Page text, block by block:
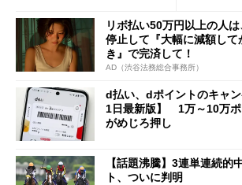
リボ払い50万円以上の人
停止して『大幅に減額して
き』で完済して！
AD（渋谷法務総合事務所）
d払い、dポイントのキャ
1日最新版】 1万～10万
がめじろ押し
【話題沸騰】3連単連続的
ト、ついに判明